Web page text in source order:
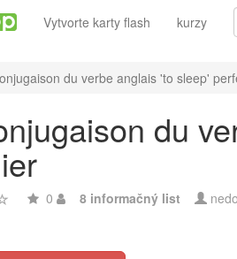
Vytvorte karty flash kurzy
du verbe anglais 'to sleep'
du
0 8 informačný list